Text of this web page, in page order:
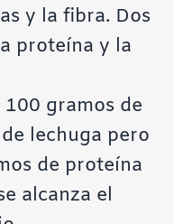
y la fibra. Dos
proteína y la
gramos de
lechuga pero
de proteína
alcanza el